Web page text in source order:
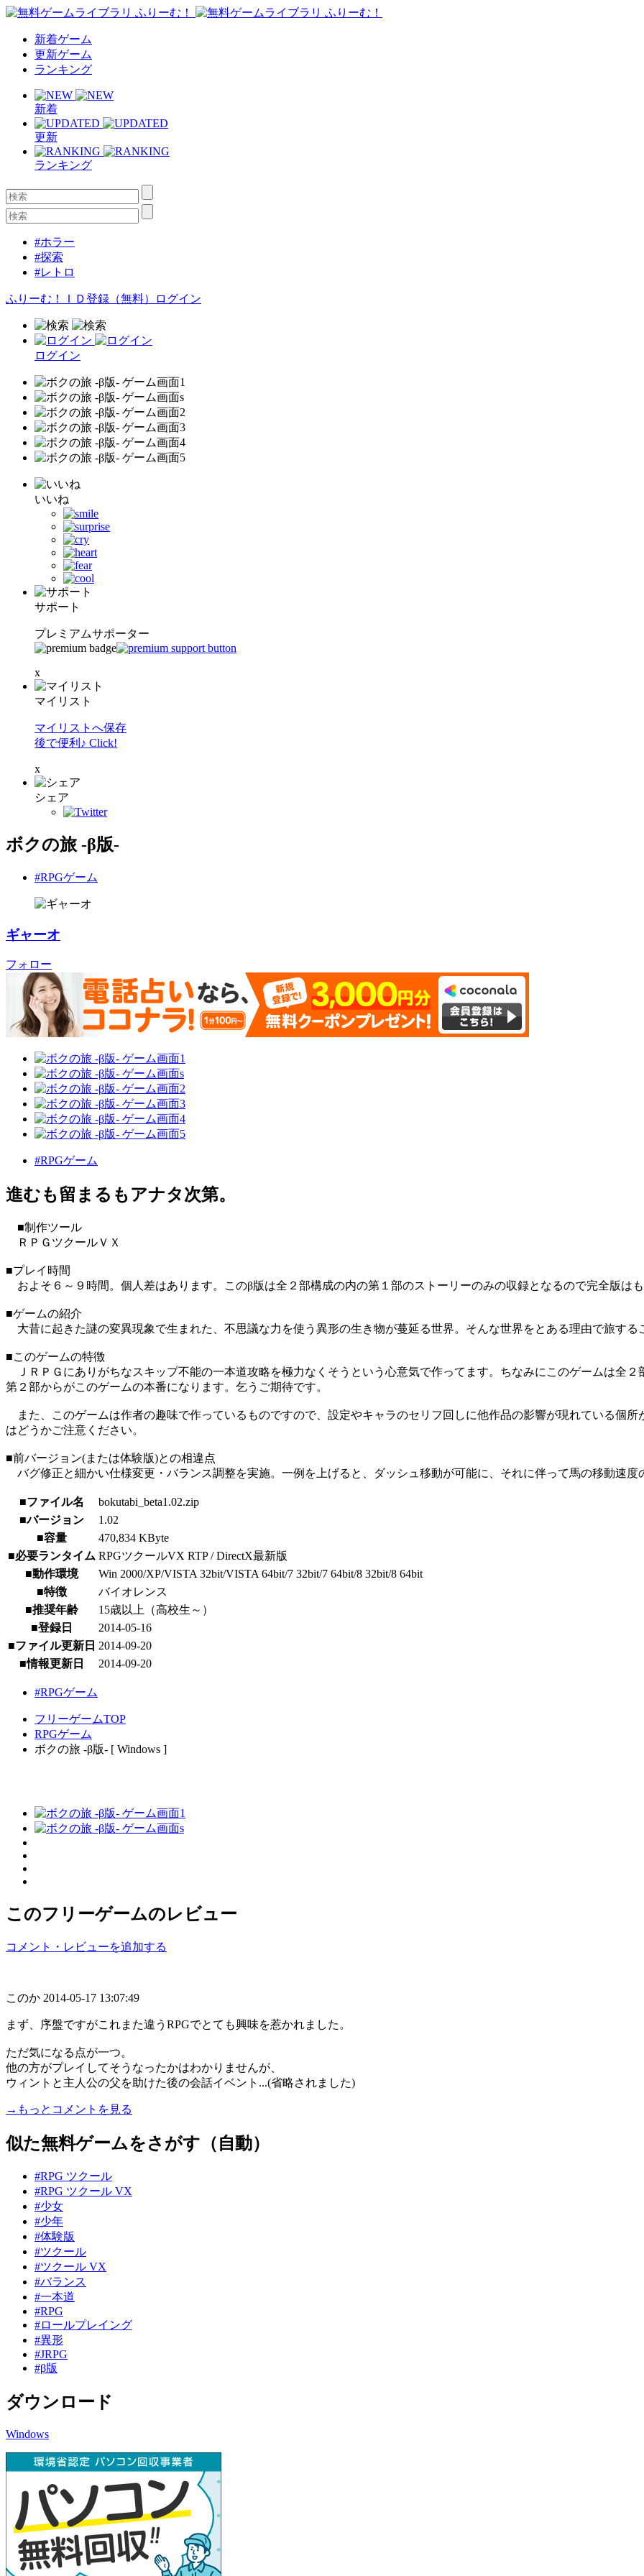
新着ゲーム
更新ゲーム
ランキング
新着
更新
ランキング
#ホラー
#探索
#レトロ
ふりーむ！ＩＤ登録（無料） ログイン
ログイン
いいね
サポート
プレミアムサポーター
x
マイリスト
マイリストへ保存
後で便利♪ Click!
x
シェア
ボクの旅 -β版-
#RPGゲーム
ギャーオ
フォロー
#RPGゲーム
進むも留まるもアナタ次第。
■制作ツール
ＲＰＧツクールＶＸ
■プレイ時間
およそ６～９時間。個人差はあります。このβ版は全２部構成の内の第１部のストーリーのみの収録となるので完全版はも
■ゲームの紹介
大昔に起きた謎の変異現象で生まれた、不思議な力を使う異形の生き物が蔓延る世界。そんな世界をとある理由で旅する
■このゲームの特徴
ＪＲＰＧにありがちなスキップ不能の一本道攻略を極力なくそうという心意気で作ってます。ちなみにこのゲームは全２
第２部からがこのゲームの本番になります。乞うご期待です。
また、このゲームは作者の趣味で作っているものですので、設定やキャラのセリフ回しに他作品の影響が現れている個
はどうかご注意ください。
■前バージョン(または体験版)との相違点
バグ修正と細かい仕様変更・バランス調整を実施。一例を上げると、ダッシュ移動が可能に、それに伴って馬の移動速度
■ファイル名
bokutabi_beta1.02.zip
■バージョン
1.02
■容量
470,834 KByte
■必要ランタイム RPGツクールVX RTP / DirectX最新版
■動作環境
Win 2000/XP/VISTA 32bit/VISTA 64bit/7 32bit/7 64bit/8 32bit/8 64bit
■特徴
バイオレンス
■推奨年齢
15歳以上（高校生～）
■登録日
2014-05-16
■ファイル更新日 2014-09-20
■情報更新日
2014-09-20
#RPGゲーム
フリーゲームTOP
RPGゲーム
ボクの旅 -β版- [ Windows ]
このフリーゲームのレビュー
コメント・レビューを追加する
このか 2014-05-17 13:07:49
まず、序盤ですがこれまた違うRPGでとても興味を惹かれました。
ただ気になる点が一つ。
他の方がプレイしてそうなったかはわかりませんが、
ウィントと主人公の父を助けた後の会話イベント...(省略されました)
→もっとコメントを見る
似た無料ゲームをさがす（自動）
#RPG ツクール
#RPG ツクール VX
#少女
#少年
#体験版
#ツクール
#ツクール VX
#バランス
#一本道
#RPG
#ロールプレイング
#異形
#JRPG
#β版
ダウンロード
Windows